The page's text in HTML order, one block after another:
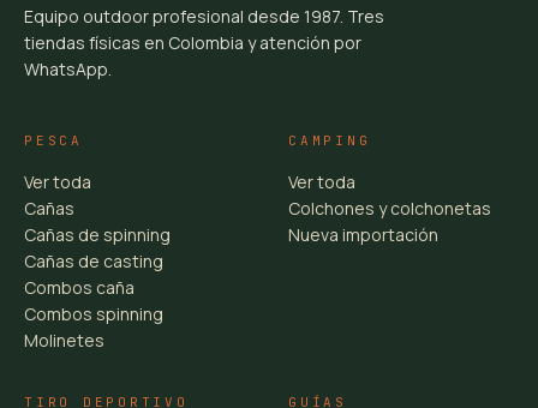
Equipo outdoor profesional desde 1987. Tres
tiendas físicas en Colombia y atención por
WhatsApp.
PESCA
Ver toda
Cañas
Cañas de spinning
Cañas de casting
Combos caña
Combos spinning
Molinetes
CAMPING
Ver toda
Colchones y colchonetas
Nueva importación
TIRO DEPORTIVO GUÍAS